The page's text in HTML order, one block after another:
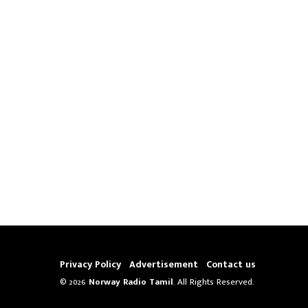
Privacy Policy Advertisement Contact us
© 2026 Norway Radio Tamil. All Rights Reserved.